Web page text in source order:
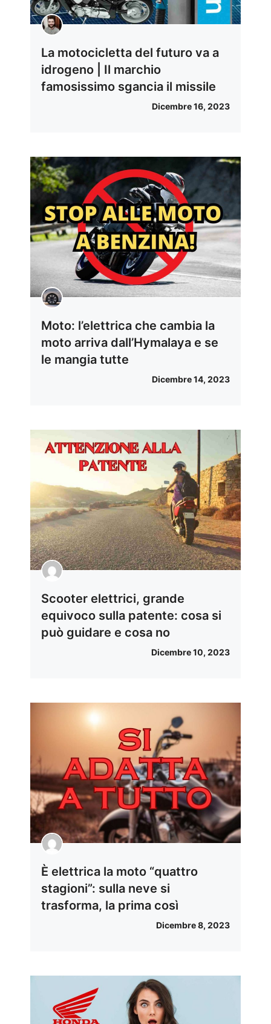
La motocicletta del futuro va a
idrogeno | Il marchio
famosissimo sgancia il missile
Dicembre 16, 2023
Moto: l’elettrica che cambia la
moto arriva dall’Hymalaya e se
le mangia tutte
Dicembre 14, 2023
Scooter elettrici, grande
equivoco sulla patente: cosa si
può guidare e cosa no
Dicembre 10, 2023
È elettrica la moto “quattro
stagioni”: sulla neve si
trasforma, la prima così
Dicembre 8, 2023